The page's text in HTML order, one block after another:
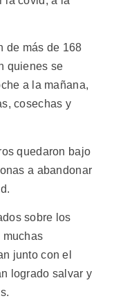
de más de 168
quienes se
a la mañana,
cosechas y
quedaron bajo
a abandonar
sobre los
muchas
junto con el
logrado salvar y